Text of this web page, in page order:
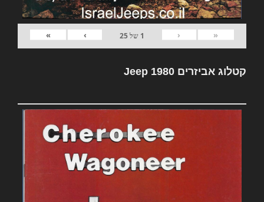
«
‹
1 של25
›
»
קטלוג אביזרים Jeep 1980